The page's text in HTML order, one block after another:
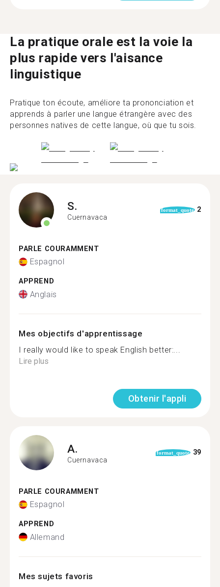
La pratique orale est la voie la
plus rapide vers l'aisance
linguistique
Pratique ton écoute, améliore ta prononciation et
apprends à parler une langue étrangère avec des
personnes natives de cette langue, où que tu sois.
S.
Cuernavaca
format_quote 2
PARLE COURAMMENT
Espagnol
APPREND
Anglais
Mes objectifs d'apprentissage
I really would like to speak English better:...
Lire plus
Obtenir l'appli
A.
Cuernavaca
format_quote 39
PARLE COURAMMENT
Espagnol
APPREND
Allemand
Mes sujets favoris